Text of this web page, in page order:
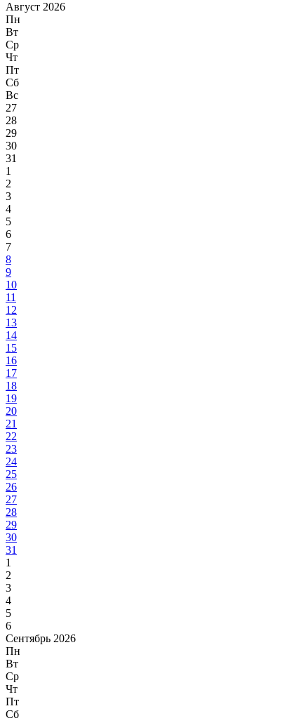
Август 2026
Пн
Вт
Ср
Чт
Пт
Сб
Вс
27
28
29
30
31
1
2
3
4
5
6
7
8
9
10
11
12
13
14
15
16
17
18
19
20
21
22
23
24
25
26
27
28
29
30
31
1
2
3
4
5
6
Сентябрь 2026
Пн
Вт
Ср
Чт
Пт
Сб